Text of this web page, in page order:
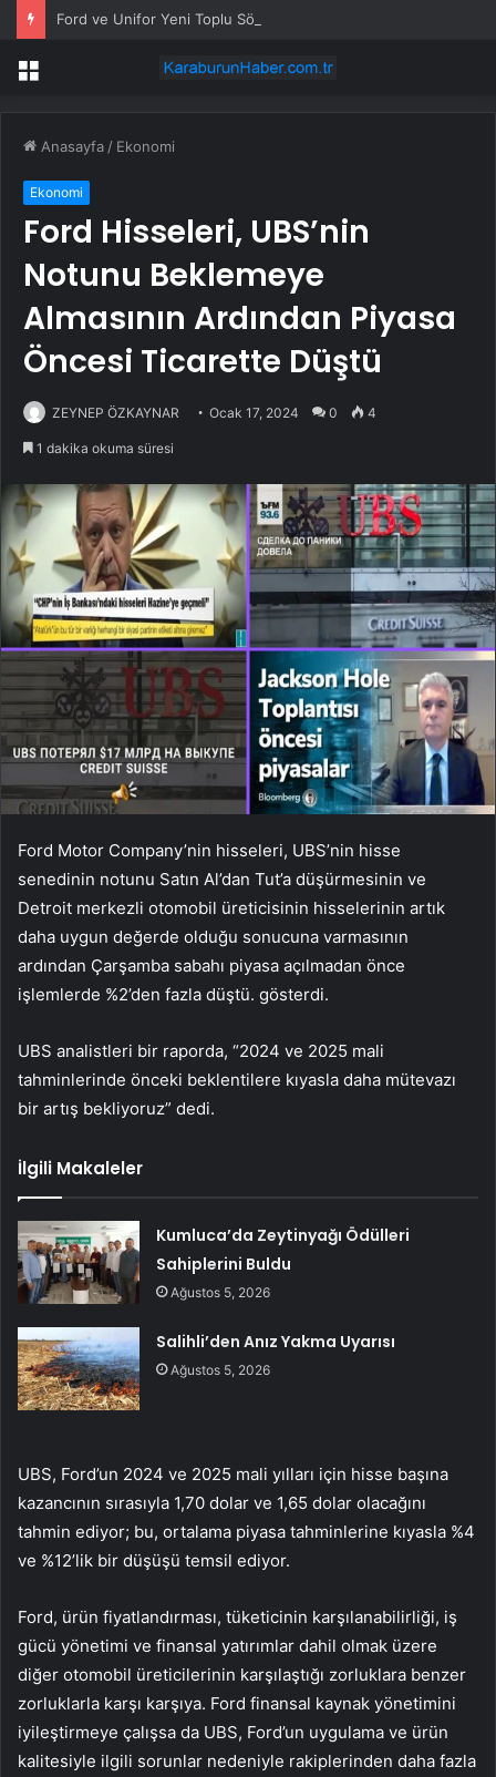
Menü
Anasayfa / Ekonomi
Ekonomi
Ford Hisseleri, UBS’nin
Notunu Beklemeye
Almasının Ardından Piyasa
Öncesi Ticarette Düştü
ZEYNEP ÖZKAYNAR Ocak 17, 2024 0 4
1 dakika okuma süresi
Ford Motor Company’nin hisseleri, UBS’nin hisse
senedinin notunu Satın Al’dan Tut’a düşürmesinin ve
Detroit merkezli otomobil üreticisinin hisselerinin artık
daha uygun değerde olduğu sonucuna varmasının
ardından Çarşamba sabahı piyasa açılmadan önce
işlemlerde %2’den fazla düştü. gösterdi.
UBS analistleri bir raporda, “2024 ve 2025 mali
tahminlerinde önceki beklentilere kıyasla daha mütevazı
bir artış bekliyoruz” dedi.
İlgili Makaleler
Kumluca’da Zeytinyağı Ödülleri
Sahiplerini Buldu
Ağustos 5, 2026
Salihli’den Anız Yakma Uyarısı
Ağustos 5, 2026
UBS, Ford’un 2024 ve 2025 mali yılları için hisse başına
kazancının sırasıyla 1,70 dolar ve 1,65 dolar olacağını
tahmin ediyor; bu, ortalama piyasa tahminlerine kıyasla %4
ve %12’lik bir düşüşü temsil ediyor.
Ford, ürün fiyatlandırması, tüketicinin karşılanabilirliği, iş
gücü yönetimi ve finansal yatırımlar dahil olmak üzere
diğer otomobil üreticilerinin karşılaştığı zorluklara benzer
zorluklarla karşı karşıya. Ford finansal kaynak yönetimini
iyileştirmeye çalışsa da UBS, Ford’un uygulama ve ürün
kalitesiyle ilgili sorunlar nedeniyle rakiplerinden daha fazla